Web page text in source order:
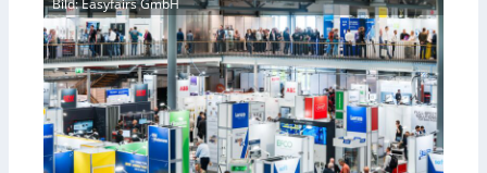
Bild: Easyfairs GmbH